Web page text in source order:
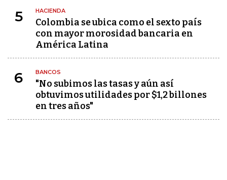
5 HACIENDA
Colombia se ubica como el sexto país
con mayor morosidad bancaria en
América Latina
6 BANCOS
"No subimos las tasas y aún así
obtuvimos utilidades por $1,2 billones
en tres años"